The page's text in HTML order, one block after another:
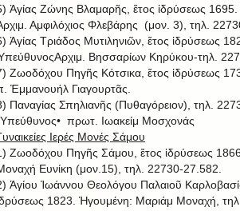
Ἁγίας Ζώνης Βλαμαρῆς, ἔτος ἱδρύσεως
Αμφιλόχιος Φλεβάρης (μον. 3), τηλ.
Ἁγίας Τριάδος Μυτιληνιῶν, ἔτος ἱδρύσεως
Βησσαρίων Κηρύκου-τηλ.
Ζωοδόχου Πηγῆς Κότσικα, ἔτος ἱδρύσεως
Ἐμμανουήλ Γιαγουρτᾶς.
Παναγίας Σπηλιανῆς (Πυθαγόρειον), τηλ.
πρωτ. Ιωακείμ Μοσχονάς
Ιερές Μονές Σάμου
Ζωοδόχου Πηγῆς Σάμου, ἔτος ἱδρύσεως
Ευνίκη (μον.15), τηλ. 22730-27.582.
Ἁγίου Ἰωάννου Θεολόγου Παλαιοῦ
1823. Ἡγουμένη: Μαριάμ Μοναχή,